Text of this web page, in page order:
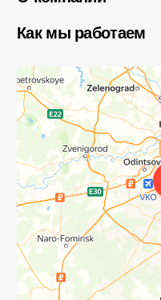
Обращаем Ваше внимание на то, что
носит исключительно
размещенные на сайте, не являются
определяемой положениями Статей
кодекса РФ. Ваш заказ, включая
товара, будет подтвержден нашим
посредством телефонного звонка на
Вами при заказе.
ООО ПРОГРЕСС
ОГРН 1147746608679
Политика конфиденциальности